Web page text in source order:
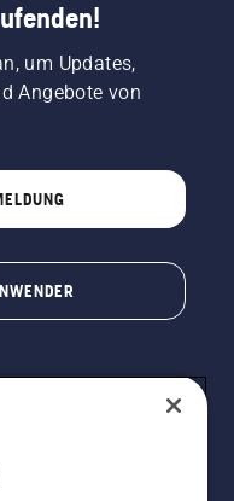
um Updates,
Angebote von